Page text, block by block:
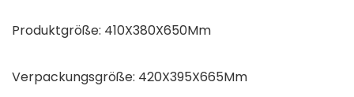
Produktgröße: 410X380X650Mm
Verpackungsgröße: 420X395X665Mm